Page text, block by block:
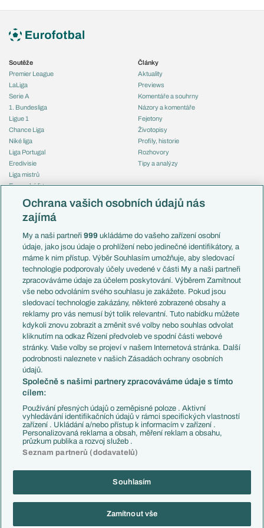
Soutěže
Premier League
LaLiga
Serie A
1. Bundesliga
Ligue 1
Chance Liga
Niké liga
Liga Portugal
Eredivisie
Liga mistrů
Evropská liga
Mistrovství světa
Liga národů
Témata
Představení týmů MS
EuroSkauting
PL v kostce
Evropské koeficienty
Přestupy
Přestupové spekulace
Zranění
Kluby
Arsenal FC
Chelsea FC
Manchester United
AC Milán
Juventus FC
Bayern Mnichov
FC Barcelona
Real Madrid
Články
Aktuality
Previews
Komentáře a souhrny
Názory a komentáře
Fejetony
Životopisy
Profily, historie
Rozhovory
Tipy a analýzy
Česko
Francie
Itálie
Německo
Španělsko
Argentina
Brazílie
Přestupy
Zápasy
Livescore
Tipovací soutěž
Copyright © 2001-2026 EuroFotbal.cz. Využíváme zpravodajství ČTK.
Informace o zpracování osobních údajů
Ochrana vašich osobních údajů nás
zajímá
My a naši partneři999 ukládáme do vašeho zařízení osobní
údaje, jako jsou údaje o prohlížení nebo jedinečné identifikátory, a
máme k nim přístup. Výběr Souhlasím umožňuje, aby sledovací
technologie podporovaly účely uvedené v části My a naši partneři
zpracováváme údaje za účelem poskytování. Výběrem Zamítnout
vše nebo odvoláním svého souhlasu je zakážete. Pokud jsou
sledovací technologie zakázány, některé zobrazené obsahy a
reklamy pro vás nemusí být tolik relevantní. Tuto nabídku můžete
kdykoli znovu zobrazit a změnit své volby nebo souhlas odvolat
kliknutím na odkaz Řízení předvoleb ve spodní části webové
stránky. Vaše volby se projeví v našem Internetová stránka. Další
podrobnosti naleznete v našich Zásadách ochrany osobních
údajů.
Společně s našimi partnery zpracováváme údaje s tímto
cílem:
Používání přesných údajů o zeměpisné poloze . Aktivní
vyhledávání identifikačních údajů v rámci specifických vlastností
zařízení . Ukládání a/nebo přístup k informacím v zařízení .
Personalizovaná reklama a obsah, měření reklam a obsahu,
průzkum publika a rozvoj služeb .
Seznam partnerů (dodavatelů)
Souhlasím
Zamítnout vše